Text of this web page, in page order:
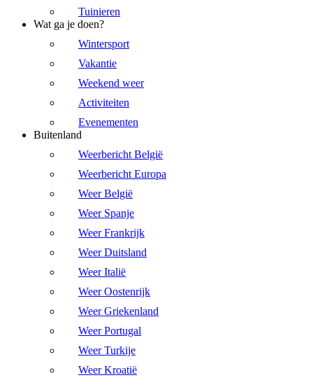
Tuinieren
Wat ga je doen?
Wintersport
Vakantie
Weekend weer
Activiteiten
Evenementen
Buitenland
Weerbericht België
Weerbericht Europa
Weer België
Weer Spanje
Weer Frankrijk
Weer Duitsland
Weer Italië
Weer Oostenrijk
Weer Griekenland
Weer Portugal
Weer Turkije
Weer Kroatië